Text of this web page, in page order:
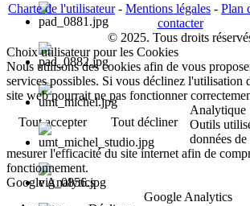
Charte de l'utilisateur- Mentions légales - Plan
contacter
© 2025. Tous droits
Choix utilisateur pour les Cookies
Nous utilisons des cookies afin de vous
services possibles. Si vous déclinez l'utilisation
site web pourrait ne pas fonctionner
Tout accepter
Tout décliner
Analytique
Outils
données
mesurer l'efficacité du site internet afin de
fonctionnement.
Google Analytics
Google Analytics